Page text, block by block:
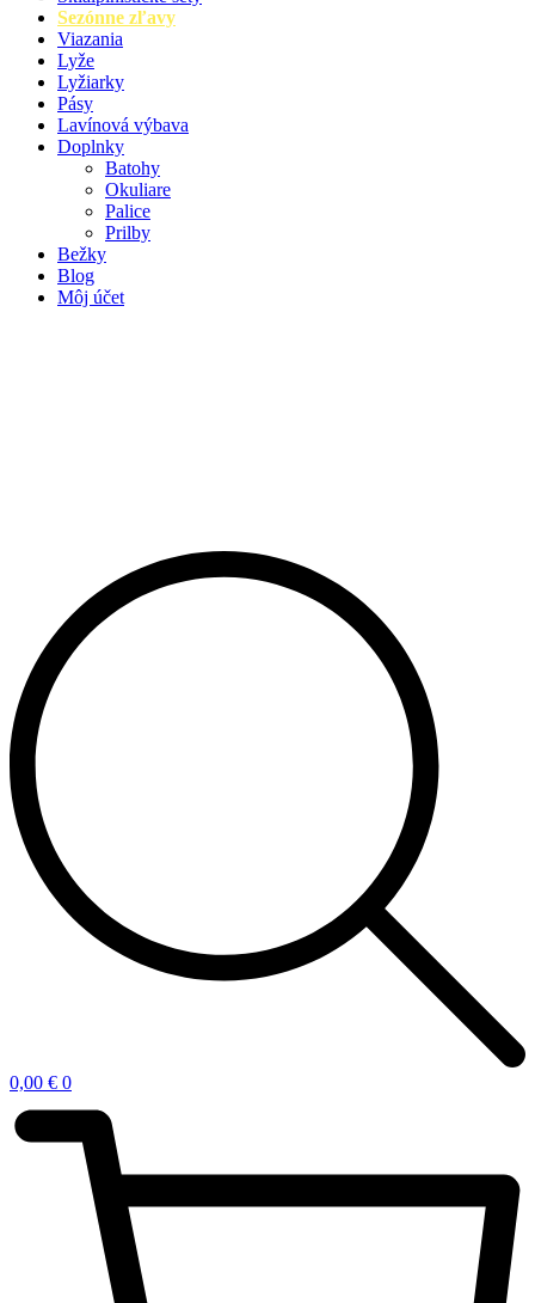
Sezónne zľavy
Viazania
Lyže
Lyžiarky
Pásy
Lavínová výbava
Doplnky
Batohy
Okuliare
Palice
Prilby
Bežky
Blog
Môj účet
0,00 € 0